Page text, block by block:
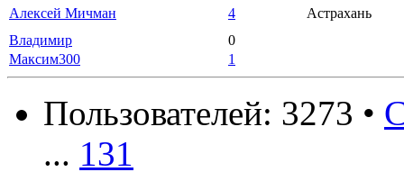
Алексей Мичман
4
Астрахань
Владимир
0
Максим300
1
Пользователей: 3273 •
... 131